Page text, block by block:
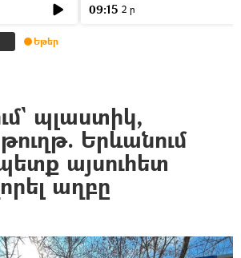
09:15 2 ր
Եթեր
պլաստիկ,
Երևանում
այսուհետ
աղբը